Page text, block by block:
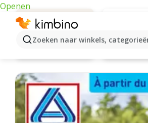
Openen
Zoeken naar winkels,